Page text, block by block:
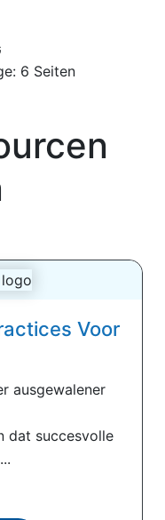
6 Seiten
Voor
ausgewalener
dat succesvolle